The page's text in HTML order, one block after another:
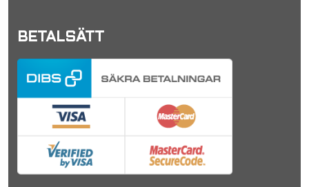
BETALSÄTT